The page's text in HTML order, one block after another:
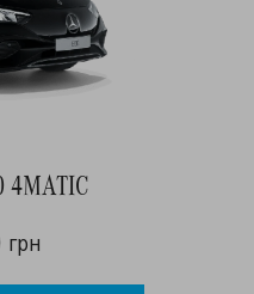
4MATIC